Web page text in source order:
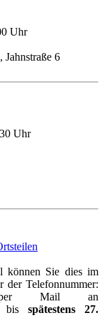
Uhr
6
Uhr
können Sie dies im
der Telefonnummer:
per Mail an
bis spätestens 27.